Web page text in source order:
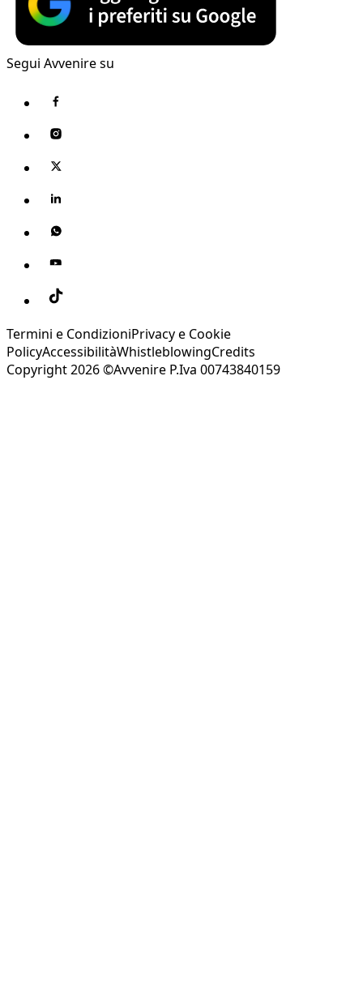
Segui Avvenire su
Termini e CondizioniPrivacy e Cookie
PolicyAccessibilitàWhistleblowingCredits
Copyright 2026 ©Avvenire P.Iva 00743840159